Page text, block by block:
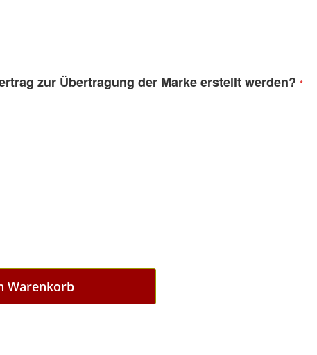
zur Übertragung der Marke erstellt werden?
Warenkorb